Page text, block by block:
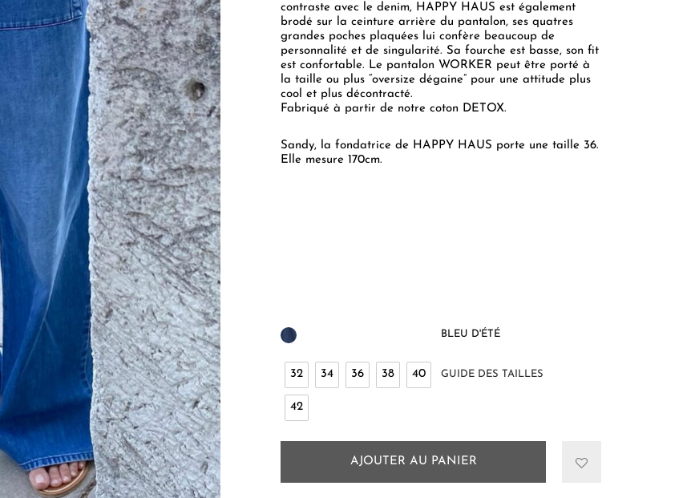
contraste avec le denim, HAPPY HAUS est également
brodé sur la ceinture arrière du pantalon, ses quatres
grandes poches plaquées lui confère beaucoup de
personnalité et de singularité. Sa fourche est basse, son fit
est confortable. Le pantalon WORKER peut être porté à
la taille ou plus “oversize dégaine” pour une attitude plus
cool et plus décontracté.
Fabriqué à partir de notre coton DETOX.
Sandy, la fondatrice de HAPPY HAUS porte une taille 36.
Elle mesure 170cm.
BLEU D'ÉTÉ
32 34 36 38 40
42
GUIDE DES TAILLES
AJOUTER AU PANIER